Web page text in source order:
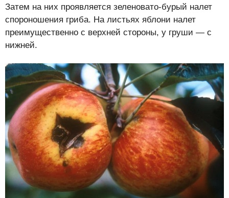
Затем на них проявляется зеленовато-бурый налет
спороношения гриба. На листьях яблони налет
преимущественно с верхней стороны, у груши — с
нижней.